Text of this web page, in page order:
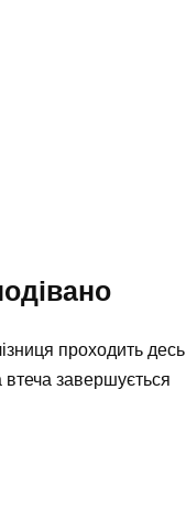
проходить десь
завершується